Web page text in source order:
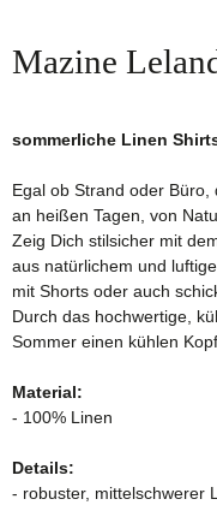
Mazine
sommerliche Linen
Egal ob Strand oder
an heißen Tagen, von
Zeig Dich stilsicher mit
aus natürlichem und
mit Shorts oder auch
Durch das hochwertige,
Sommer einen kühlen
Material:
- 100% Linen
Details:
- robuster, mittelschwerer